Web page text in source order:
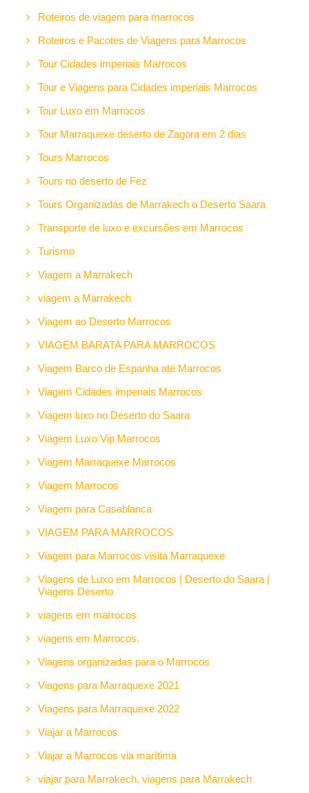
Roteiros de viagem para marrocos
Roteiros e Pacotes de Viagens para Marrocos
Tour Cidades imperiais Marrocos
Tour e Viagens para Cidades imperiais Marrocos
Tour Luxo em Marrocos
Tour Marraquexe deserto de Zagora em 2 dias
Tours Marrocos
Tours no deserto de Fez
Tours Organizadas de Marrakech o Deserto Saara
Transporte de luxo e excursões em Marrocos
Turismo
Viagem a Marrakech
viagem a Marrakech
Viagem ao Deserto Marrocos
VIAGEM BARATA PARA MARROCOS
Viagem Barco de Espanha até Marrocos
Viagem Cidades imperiais Marrocos
Viagem luxo no Deserto do Saara
Viagem Luxo Vip Marrocos
Viagem Marraquexe Marrocos
Viagem Marrocos
Viagem para Casablanca
VIAGEM PARA MARROCOS
Viagem para Marrocos visita Marraquexe
Viagens de Luxo em Marrocos | Deserto do Saara |
Viagens Deserto
viagens em marrocos
viagens em Marrocos.
Viagens organizadas para o Marrocos
Viagens para Marraquexe 2021
Viagens para Marraquexe 2022
Viajar a Marrocos
Viajar a Marrocos via marítima
viajar para Marrakech, viagens para Marrakech